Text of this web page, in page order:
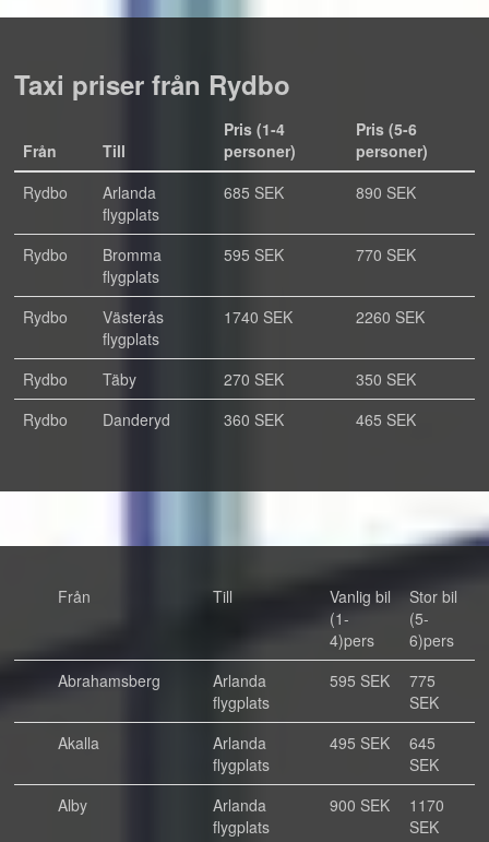
Taxi priser från Rydbo
Från Till
Pris (1-4
personer)
Pris (5-6
personer)
Rydbo
Arlanda
flygplats
685 SEK 890 SEK
Rydbo
Bromma
flygplats
595 SEK 770 SEK
Rydbo
Västerås
flygplats
1740 SEK 2260 SEK
Rydbo Täby 270 SEK
350 SEK
Rydbo
Danderyd 360 SEK 465 SEK
Från Till
Vanlig bil
(1-
4)pers
Stor bil
(5-
6)pers
Abrahamsberg
Arlanda
flygplats
595 SEK
775
SEK
Akalla
Arlanda
flygplats
495 SEK
645
SEK
Alby
Arlanda
flygplats
900 SEK
1170
SEK